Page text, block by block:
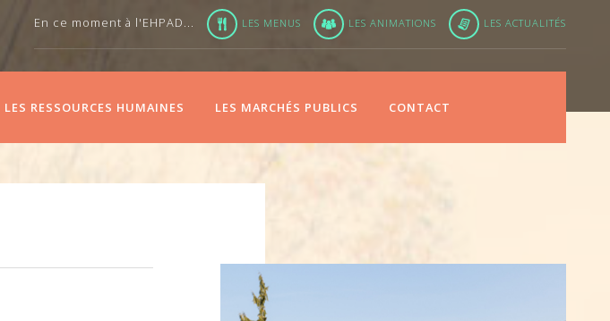
En ce moment à l'EHPAD... LES MENUS LES ANIMATIONS LES ACTUALITÉS
LES RESSOURCES HUMAINES LES MARCHÉS PUBLICS CONTACT